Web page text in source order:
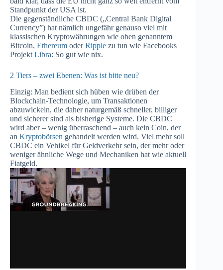
Standpunkt der USA ist.
Die gegenständliche CBDC („Central Bank Digital
Currency”) hat nämlich ungefähr genauso viel mit
klassischen Kryptowährungen wie oben genanntem
Bitcoin, Ethereum oderRipple zu tun wie Facebooks
Projekt Libra: So gut wie nix.
2 Tiers – zwei Ebenen: Was ist bitte neu?
Einzig: Man bedient sich hüben wie drüben der
Blockchain-Technologie, um Transaktionen
abzuwickeln, die daher naturgemäß schneller, billiger
und sicherer sind als bisherige Systeme. Die CBDC
wird aber – wenig überraschend – auch kein Coin, der
an Kryptobörsen gehandelt werden wird. Viel mehr soll
CBDC ein Vehikel für Geldverkehr sein, der mehr oder
weniger ähnliche Wege und Mechaniken hat wie aktuell
Fiatgeld.